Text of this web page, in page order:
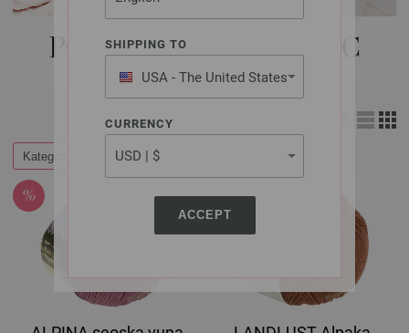
SHIPPING TO
USA - The United States
of America
CURRENCY
ACCEPT
POPUSTI | LETNJIKOVAC
Kategorije Filtrirati